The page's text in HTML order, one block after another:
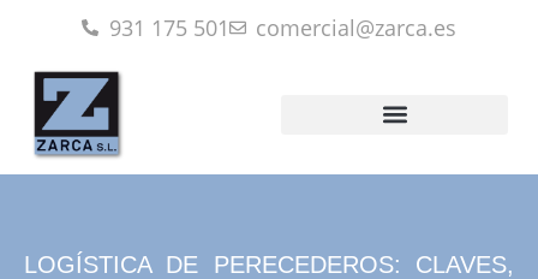
931 175 501 comercial@zarca.es
LOGÍSTICA DE PERECEDEROS: CLAVES,